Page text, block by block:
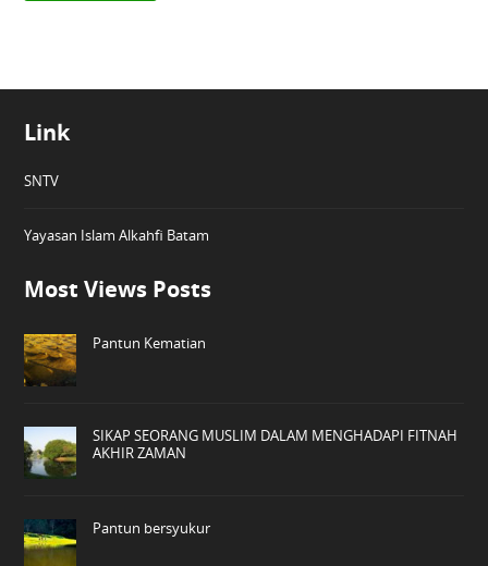
Link
SNTV
Yayasan Islam Alkahfi Batam
Most Views Posts
Pantun Kematian
SIKAP SEORANG MUSLIM DALAM MENGHADAPI FITNAH
AKHIR ZAMAN
Pantun bersyukur